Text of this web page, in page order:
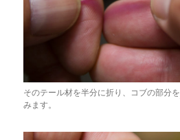
そのテール材を半分に折り、コブの部分を
みます。